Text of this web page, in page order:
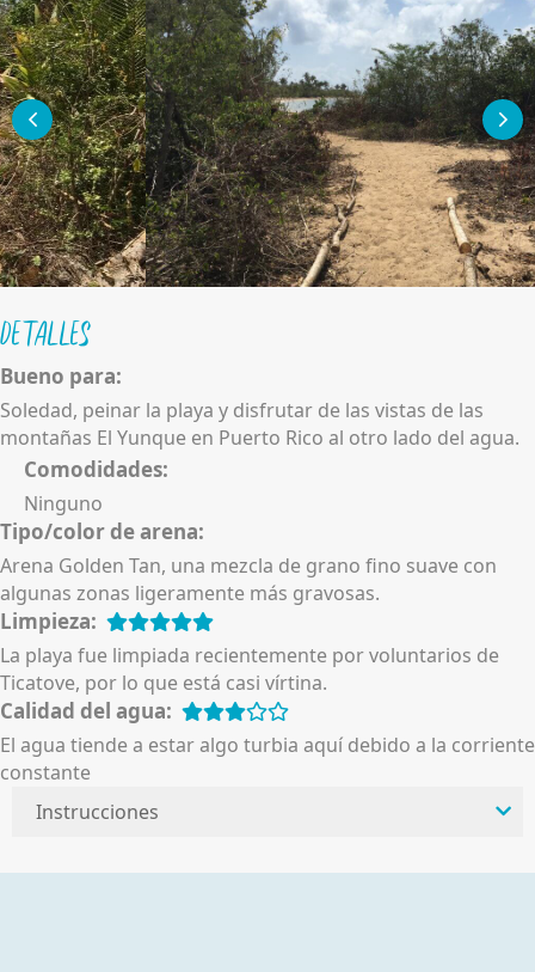
Detalles
Bueno para:
Soledad, peinar la playa y disfrutar de las vistas de las
montañas El Yunque en Puerto Rico al otro lado del agua.
Comodidades:
Ninguno
Tipo/color de arena:
Arena Golden Tan, una mezcla de grano fino suave con
algunas zonas ligeramente más gravosas.
Limpieza:
La playa fue limpiada recientemente por voluntarios de
Ticatove, por lo que está casi vírtina.
Calidad del agua:
El agua tiende a estar algo turbia aquí debido a la corriente
constante
Instrucciones